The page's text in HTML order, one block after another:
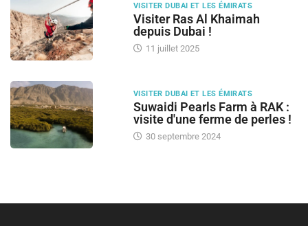
VISITER DUBAI ET LES ÉMIRATS
Visiter Ras Al Khaimah
depuis Dubai !
11 juillet 2025
VISITER DUBAI ET LES ÉMIRATS
Suwaidi Pearls Farm à RAK :
visite d'une ferme de perles !
30 septembre 2024